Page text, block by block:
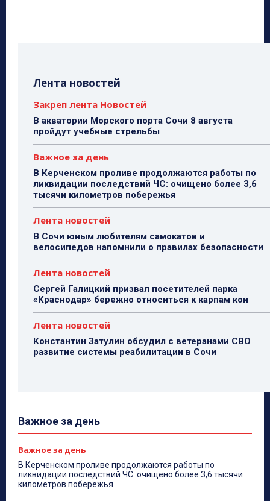
Лента новостей
Закреп лента Новостей
В акватории Морского порта Сочи 8 августа
пройдут учебные стрельбы
Важное за день
В Керченском проливе продолжаются работы по
ликвидации последствий ЧС: очищено более 3,6
тысячи километров побережья
Лента новостей
В Сочи юным любителям самокатов и
велосипедов напомнили о правилах безопасности
Лента новостей
Сергей Галицкий призвал посетителей парка
«Краснодар» бережно относиться к карпам кои
Лента новостей
Константин Затулин обсудил с ветеранами СВО
развитие системы реабилитации в Сочи
Важное за день
Важное за день
В Керченском проливе продолжаются работы по
ликвидации последствий ЧС: очищено более 3,6 тысячи
километров побережья